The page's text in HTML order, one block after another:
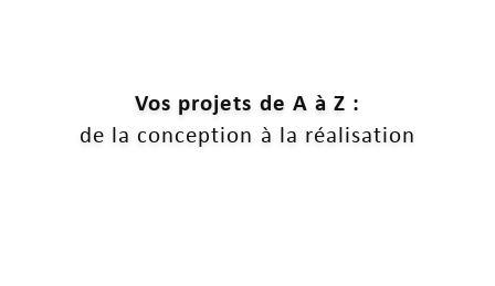
Vos projets de A à Z :
de la conception à la réalisation